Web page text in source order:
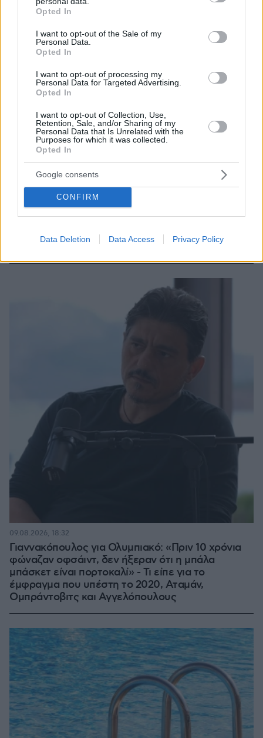
grant or deny consent to Google and its third-party tags to
use your data for below specified purposes in below Google
consent section.
Opted In
I want to opt-out of the Sale of my
Personal Data.
Opted In
I want to opt-out of processing my
Personal Data for Targeted Advertising.
Opted In
I want to opt-out of Collection, Use,
Retention, Sale, and/or Sharing of my
Personal Data that Is Unrelated with the
Purposes for which it was collected.
Opted In
Google consents
CONFIRM
Data Deletion Data Access Privacy Policy
Τη Υπερμάχω: Η νύχτα του Αυγούστου πριν από
1.400 χρόνια, που γέννησε τον Ακάθιστο Ύμνο
Γιαννακόπουλος για Ολυμπιακό: «Πριν 10 χρόνια
φώναζαν οφσάιντ, δεν ήξεραν ότι η μπάλα
μπάσκετ είναι πορτοκαλί» - Τι είπε για το
έμφραγμα που υπέστη το 2020, Αταμάν,
Ομπράντοβιτς και Αγγελόπουλους
09.08.2026, 18:32